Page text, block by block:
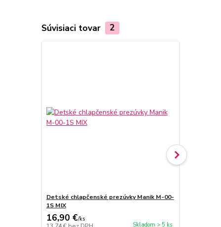
Súvisiaci tovar 2
Detské chlapčenské prezúvky Manik M-00-
1S MIX
16,90 €/ks
Skladom > 5 ks